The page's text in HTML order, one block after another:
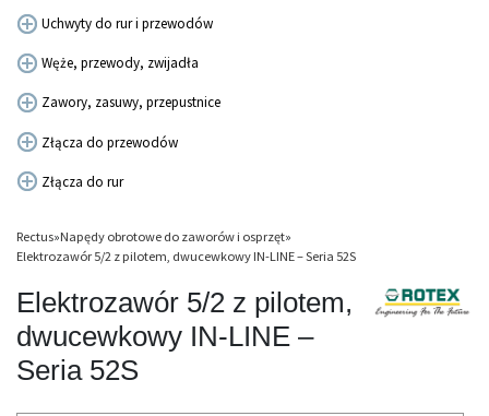
Uchwyty do rur i przewodów
Węże, przewody, zwijadła
Zawory, zasuwy, przepustnice
Złącza do przewodów
Złącza do rur
Rectus»Napędy obrotowe do zaworów i osprzęt»
Elektrozawór 5/2 z pilotem, dwucewkowy IN-LINE – Seria 52S
Elektrozawór 5/2 z pilotem,
dwucewkowy IN-LINE –
Seria 52S